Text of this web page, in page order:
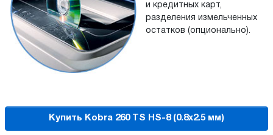
и кредитных карт,
разделения измельченных
остатков (опционально).
Купить Kobra 260 TS HS-8 (0.8x2.5 мм)